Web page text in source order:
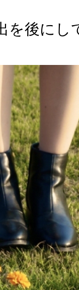
を後にし